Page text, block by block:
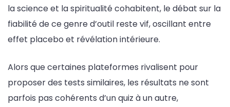
la science et la spiritualité cohabitent, le débat sur la
fiabilité de ce genre d’outil reste vif, oscillant entre
effet placebo et révélation intérieure.
Alors que certaines plateformes rivalisent pour
proposer des tests similaires, les résultats ne sont
parfois pas cohérents d’un quiz à un autre,